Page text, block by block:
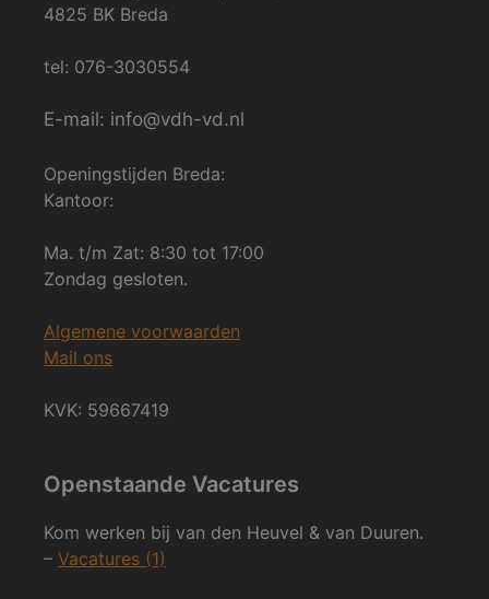
4825 BK Breda
tel: 076-3030554
E-mail: info@vdh-vd.nl
Openingstijden Breda:
Kantoor:
Ma. t/m Zat: 8:30 tot 17:00
Zondag gesloten.
Algemene voorwaarden
Mail ons
KVK: 59667419
Openstaande Vacatures
Kom werken bij van den Heuvel & van Duuren.
– Vacatures (1)